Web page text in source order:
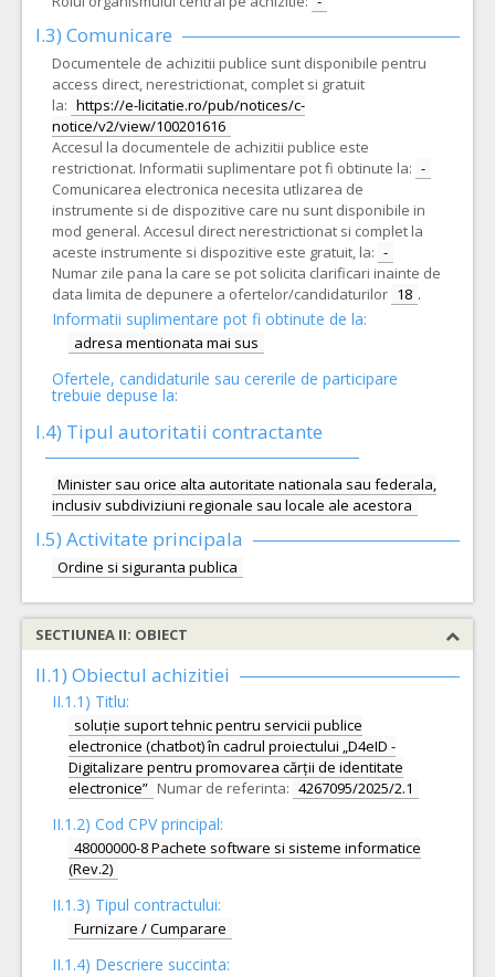
I.3) Comunicare
Documentele de achizitii publice sunt disponibile pentru
access direct, nerestrictionat, complet si gratuit
la: https://e-licitatie.ro/pub/notices/c-
notice/v2/view/100201616
Accesul la documentele de achizitii publice este
restrictionat. Informatii suplimentare pot fi obtinute la: -
Comunicarea electronica necesita utlizarea de
instrumente si de dispozitive care nu sunt disponibile in
mod general. Accesul direct nerestrictionat si complet la
aceste instrumente si dispozitive este gratuit, la: -
Numar zile pana la care se pot solicita clarificari inainte de
data limita de depunere a ofertelor/candidaturilor 18 .
Informatii suplimentare pot fi obtinute de la:
adresa mentionata mai sus
Ofertele, candidaturile sau cererile de participare
trebuie depuse la:
I.4) Tipul autoritatii contractante
Minister sau orice alta autoritate nationala sau federala,
inclusiv subdiviziuni regionale sau locale ale acestora
I.5) Activitate principala
Ordine si siguranta publica
SECTIUNEA II: OBIECT
II.1) Obiectul achizitiei
II.1.1) Titlu:
soluție suport tehnic pentru servicii publice
electronice (chatbot) în cadrul proiectului „D4eID -
Digitalizare pentru promovarea cărții de identitate
electronice” Numar de referinta: 4267095/2025/2.1
II.1.2) Cod CPV principal:
48000000-8 Pachete software si sisteme informatice
(Rev.2)
II.1.3) Tipul contractului:
Furnizare / Cumparare
II.1.4) Descriere succinta: